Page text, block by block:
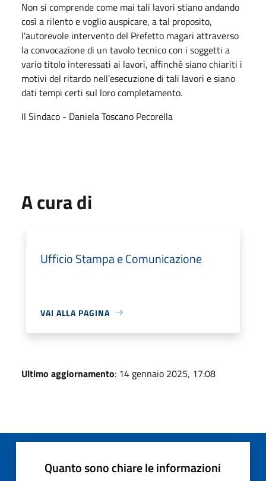
Non si comprende come mai tali lavori stiano andando
così a rilento e voglio auspicare, a tal proposito,
l'autorevole intervento del Prefetto magari attraverso
la convocazione di un tavolo tecnico con i soggetti a
vario titolo interessati ai lavori, affinchè siano chiariti i
motivi del ritardo nell’esecuzione di tali lavori e siano
dati tempi certi sul loro completamento.
Il Sindaco - Daniela Toscano Pecorella
A cura di
Ufficio Stampa e Comunicazione
VAI ALLA PAGINA
Ultimo aggiornamento: 14 gennaio 2025, 17:08
Quanto sono chiare le informazioni